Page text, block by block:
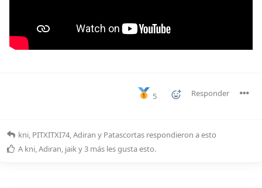
5 Responder
kni, PITXITXI74,Adiran y Patascortas respondieron a esto
A kni,Adiran, jaiky3 más les gusta esto.